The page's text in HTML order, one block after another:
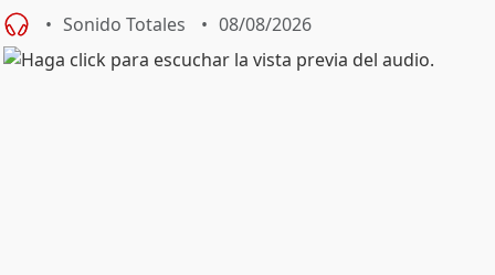
Sonido Totales 08/08/2026